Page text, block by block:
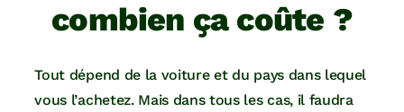
combien ça coûte ?
Tout dépend de la voiture et du pays dans lequel
vous l’achetez. Mais dans tous les cas, il faudra